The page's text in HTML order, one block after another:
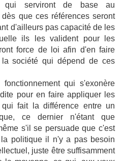
qui serviront de base au
que ces références seront
d'ailleurs pas capacité de les
ils les valident pour les
force de loi afin d'en faire
société qui dépend de ces
qui s'exonère
pour en faire appliquer les
fait la différence entre un
ce dernier n'étant que
s'il se persuade que c'est
politique il n'y a pas besoin
juste être suffisamment